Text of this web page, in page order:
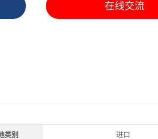
在线交流
类别 进口